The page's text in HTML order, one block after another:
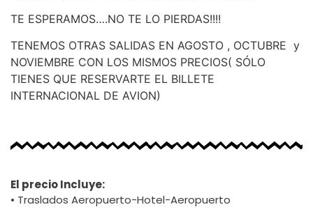
TE ESPERAMOS….NO TE LO PIERDAS!!!!
TENEMOS OTRAS SALIDAS EN AGOSTO , OCTUBRE y
NOVIEMBRE CON LOS MISMOS PRECIOS( SÓLO
TIENES QUE RESERVARTE EL BILLETE
INTERNACIONAL DE AVION)
El precio Incluye:
• Traslados Aeropuerto-Hotel-Aeropuerto